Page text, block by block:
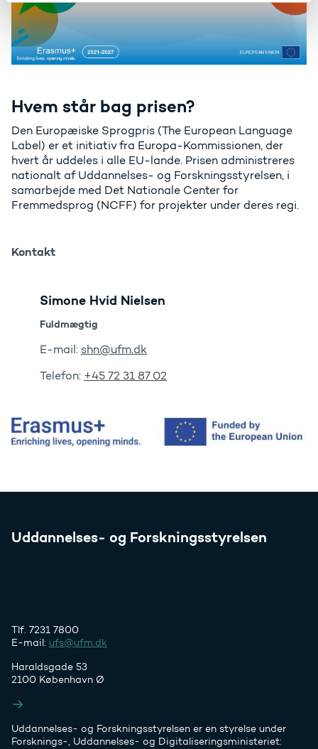
Hvem står bag prisen?
Den Europæiske Sprogpris (The European Language
Label) er et initiativ fra Europa-Kommissionen, der
hvert år uddeles i alle EU-lande. Prisen administreres
nationalt af Uddannelses- og Forskningsstyrelsen, i
samarbejde med Det Nationale Center for
Fremmedsprog (NCFF) for projekter under deres regi.
Kontakt
Simone Hvid Nielsen
Fuldmægtig
E-mail: shn@ufm.dk
Telefon: +45 72 31 87 02
Uddannelses- og Forskningsstyrelsen
Tlf. 7231 7800
E-mail: ufs@ufm.dk
Haraldsgade 53
2100 København Ø
Uddannelses- og Forskningsstyrelsen er en styrelse under
Forsknings-, Uddannelses- og Digitaliseringsministeriet: